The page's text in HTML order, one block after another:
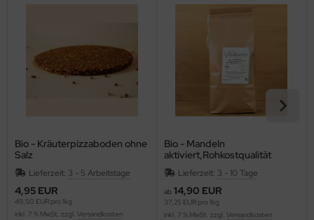
Bio - Kräuterpizzaboden ohne
Salz
Lieferzeit: 3 - 5 Arbeitstage
4,95 EUR
49,50 EUR pro 1kg
inkl. 7 % MwSt. zzgl. Versandkosten
Bio - Mandeln
aktiviert,Rohkostqualität
Lieferzeit: 3 - 10 Tage
ab 14,90 EUR
37,25 EUR pro 1kg
inkl. 7 % MwSt. zzgl. Versandkosten